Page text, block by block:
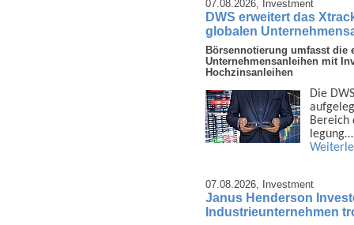
07.08.2026, Investment
DWS erweitert das
globalen
Börsennotierung umfasst die
Unternehmensanleihen mit
Hochzinsanleihen
Die
Bereich
legung…
07.08.2026, Investment
Janus Henderson
Industrieunternehmen